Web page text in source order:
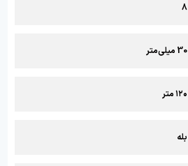
8
30 میلی‌متر
۱۲۰ متر
بله